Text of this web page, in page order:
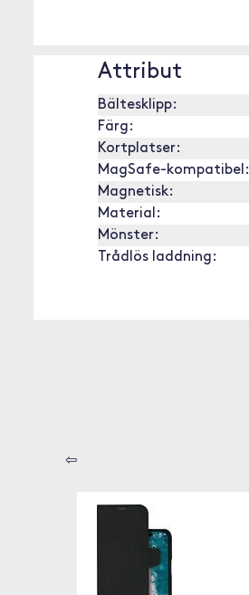
Attribut
Bältesklipp:
Färg:
Kortplatser:
MagSafe-kompatibel:
Magnetisk:
Material:
Mönster:
Trådlös laddning:
⇦